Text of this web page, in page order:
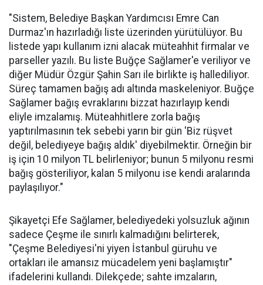
"Sistem, Belediye Başkan Yardımcısı Emre Can
Durmaz'ın hazırladığı liste üzerinden yürütülüyor. Bu
listede yapı kullanım izni alacak müteahhit firmalar ve
parseller yazılı. Bu liste Buğçe Sağlamer'e veriliyor ve
diğer Müdür Özgür Şahin Sarı ile birlikte iş hallediliyor.
Süreç tamamen bağış adı altında maskeleniyor. Buğçe
Sağlamer bağış evraklarını bizzat hazırlayıp kendi
eliyle imzalamış. Müteahhitlere zorla bağış
yaptırılmasının tek sebebi yarın bir gün 'Biz rüşvet
değil, belediyeye bağış aldık' diyebilmektir. Örneğin bir
iş için 10 milyon TL belirleniyor; bunun 5 milyonu resmi
bağış gösteriliyor, kalan 5 milyonu ise kendi aralarında
paylaşılıyor."
Şikayetçi Efe Sağlamer, belediyedeki yolsuzluk ağının
sadece Çeşme ile sınırlı kalmadığını belirterek,
"Çeşme Belediyesi'ni yiyen İstanbul güruhu ve
ortakları ile amansız mücadelem yeni başlamıştır"
ifadelerini kullandı. Dilekçede; sahte imzaların,